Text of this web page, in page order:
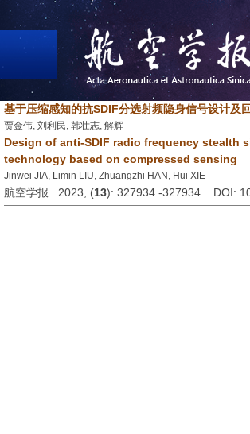
基于压缩感知的抗SDIF分选射频隐身信号设计及
贾金伟, 刘利民, 韩壮志, 解辉
Design of anti-SDIF radio frequency stealth
technology based on compressed sensing
Jinwei JIA, Limin LIU, Zhuangzhi HAN, Hui XIE
航空学报 . 2023, (13): 327934 -327934 . DOI: